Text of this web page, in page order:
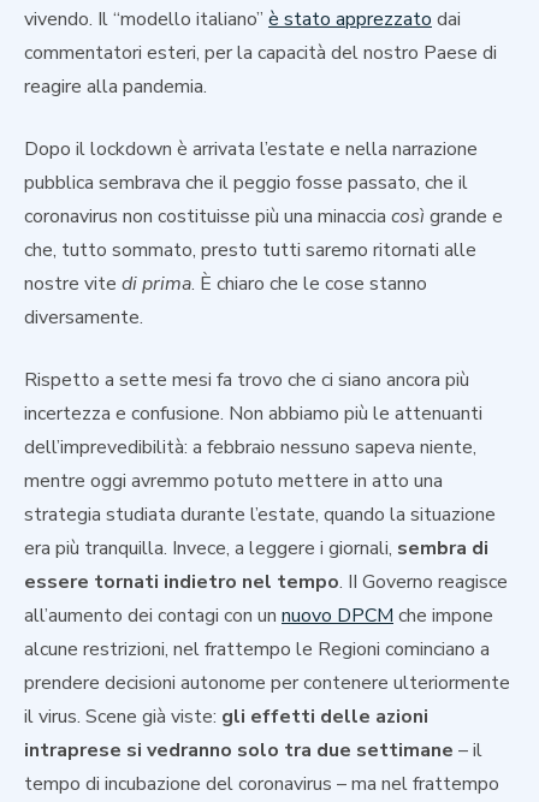
vivendo. Il “modello italiano” è stato apprezzato dai
commentatori esteri, per la capacità del nostro Paese di
reagire alla pandemia.
Dopo il lockdown è arrivata l’estate e nella narrazione
pubblica sembrava che il peggio fosse passato, che il
coronavirus non costituisse più una minaccia così grande e
che, tutto sommato, presto tutti saremo ritornati alle
nostre vite di prima. È chiaro che le cose stanno
diversamente.
Rispetto a sette mesi fa trovo che ci siano ancora più
incertezza e confusione. Non abbiamo più le attenuanti
dell’imprevedibilità: a febbraio nessuno sapeva niente,
mentre oggi avremmo potuto mettere in atto una
strategia studiata durante l’estate, quando la situazione
era più tranquilla. Invece, a leggere i giornali, sembra di
essere tornati indietro nel tempo. II Governo reagisce
all’aumento dei contagi con un nuovo DPCM che impone
alcune restrizioni, nel frattempo le Regioni cominciano a
prendere decisioni autonome per contenere ulteriormente
il virus. Scene già viste: gli effetti delle azioni
intraprese si vedranno solo tra due settimane – il
tempo di incubazione del coronavirus – ma nel frattempo